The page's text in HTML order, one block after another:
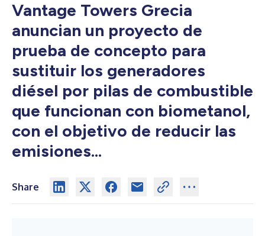
Vantage Towers Grecia
anuncian un proyecto de
prueba de concepto para
sustituir los generadores
diésel por pilas de combustible
que funcionan con biometanol,
con el objetivo de reducir las
emisiones...
Share